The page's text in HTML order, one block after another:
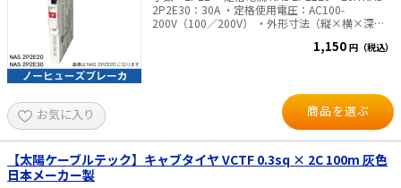
2P2E30：30A ・定格使用電圧：AC100-
200V（100／200V） ・外形寸法（縦×横×深
・定格限界短絡遮断容量 AC100V：2.5kA AC100V
φ2.6mm²（負荷側） ・重量：0.07kg ・電気用品
安全法：適合 ・適合JIS規格：C8211 Annex2 ※en
ステーション以外は取付けできません。 ※20A、
30Aの負荷側は差込み端子のため、より線を直接
接続することはできません。 ※20A、30Aの差込
み端子へより線を接続する場合は、下記の絶縁キ
1,150 円（税込）
お気に入り 商品を選ぶ
【太陽ケーブルテック】キャブタイヤ VCTF 0.3sq × 2C 100m 灰色
日本メーカー製